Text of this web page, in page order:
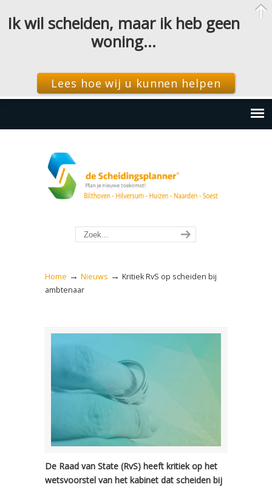
Home → Nieuws → Kritiek RvS op scheiden bij
ambtenaar
De Raad van State (RvS) heeft kritiek op het
wetsvoorstel van het kabinet dat scheiden bij
Ik wil scheiden, maar ik heb geen
woning…
Lees hoe wij u kunnen helpen